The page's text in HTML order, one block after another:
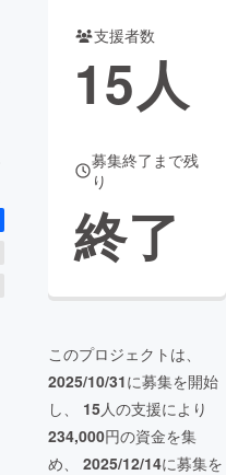
支援者数
15人
募集終了まで残
り
終了
このプロジェクトは、
2025/10/31に募集を開始
し、 15人の支援により
234,000円の資金を集
め、 2025/12/14に募集を